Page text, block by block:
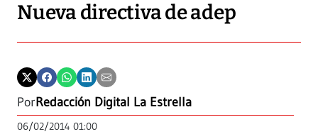
Nueva directiva de adep
PorRedacción Digital La Estrella
06/02/2014 01:00